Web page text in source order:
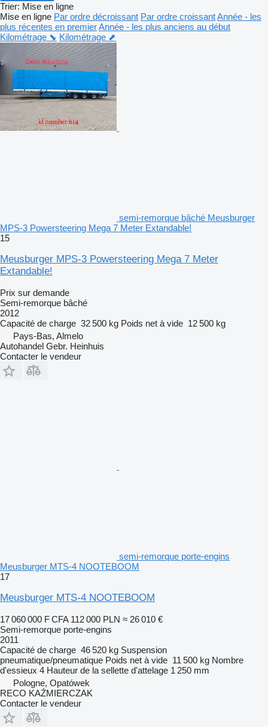
Trier: Mise en ligne
Mise en ligne Par ordre décroissant Par ordre croissantAnnée - les
plus récentes en premierAnnée - les plus anciens au début
Kilométrage ⬊ Kilométrage ⬈
semi-remorque bâché Meusburger
MPS-3 Powersteering Mega 7 Meter Extandable!
15
Meusburger MPS-3 Powersteering Mega 7 Meter
Extandable!
Prix sur demande
Semi-remorque bâché
2012
Capacité de charge 32 500 kg Poids net à vide 12 500 kg
Pays-Bas, Almelo
Autohandel Gebr. Heinhuis
Contacter le vendeur
semi-remorque porte-engins
Meusburger MTS-4 NOOTEBOOM
17
Meusburger MTS-4 NOOTEBOOM
17 060 000 F CFA 112 000 PLN ≈ 26 010 €
Semi-remorque porte-engins
2011
Capacité de charge 46 520 kg Suspension
pneumatique/pneumatique Poids net à vide 11 500 kg Nombre
d'essieux 4 Hauteur de la sellette d'attelage 1 250 mm
Pologne, Opatówek
RECO KAŹMIERCZAK
Contacter le vendeur